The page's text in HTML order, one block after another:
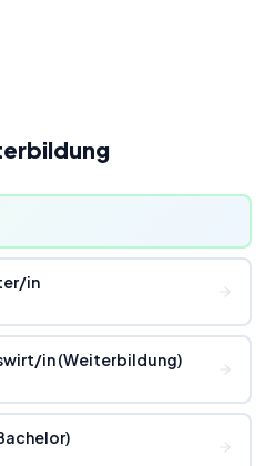
/in
/in (Weiterbildung)